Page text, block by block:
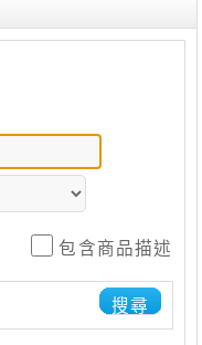
包含商品描述
搜尋